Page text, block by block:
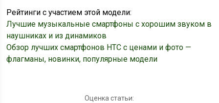
Рейтинги с участием этой модели:
Лучшие музыкальные смартфоны с хорошим звуком в
наушниках и из динамиков
Обзор лучших смартфонов HTC с ценами и фото —
флагманы, новинки, популярные модели
Оценка статьи: